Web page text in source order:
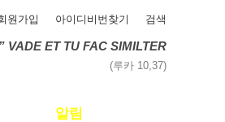
원가입 아이디비번찾기 검색
VADE ET TU FAC SIMILTER
(루카 10,37)
알림